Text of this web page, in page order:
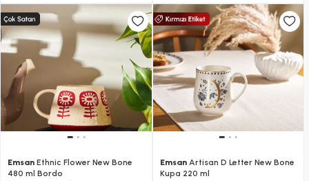
Emsan Ethnic Flower New Bone
480 ml Bordo
EmsanArtisan D Letter New Bone
Kupa 220 ml